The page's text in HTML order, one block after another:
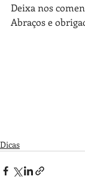
Deixa nos
Abraços e
Dicas